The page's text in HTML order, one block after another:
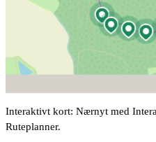
Interaktivt kort: Nærnyt med
Ruteplanner.